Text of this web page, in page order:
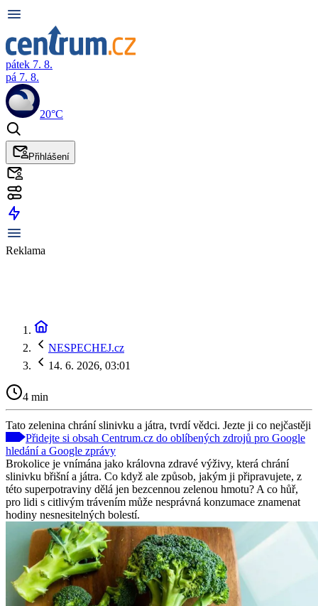
pátek 7. 8.
pá 7. 8.
20°C
Přihlášení
Reklama
NESPECHEJ.cz
14. 6. 2026, 03:01
4 min
Tato zelenina chrání slinivku a játra, tvrdí vědci. Jezte ji co nejčastěji
Přidejte si obsah Centrum.cz do oblíbených zdrojů pro Google
hledání a Google zprávy
Brokolice je vnímána jako královna zdravé výživy, která chrání
slinivku břišní a játra. Co když ale způsob, jakým ji připravujete, z
této superpotraviny dělá jen bezcennou zelenou hmotu? A co hůř,
pro lidi s citlivým trávením může nesprávná konzumace znamenat
hodiny nesnesitelných bolestí.